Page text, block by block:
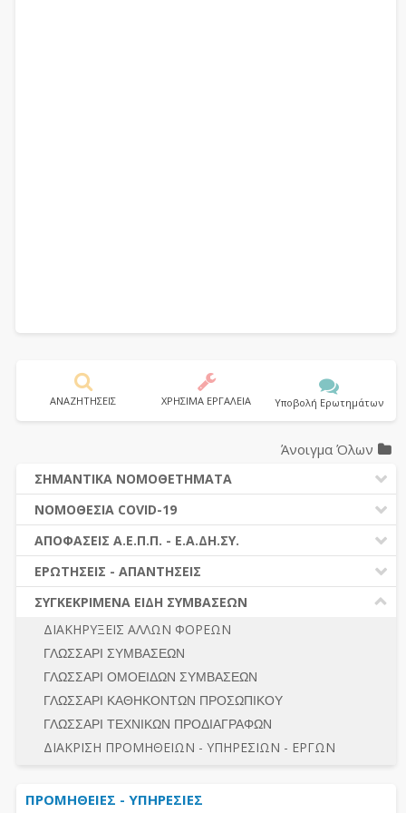
ΑΝΑΖΗΤΗΣΕΙΣ ΧΡΗΣΙΜΑ ΕΡΓΑΛΕΙΑ Υποβολή Ερωτημάτων
Άνοιγμα Όλων
ΣΗΜΑΝΤΙΚΑ ΝΟΜΟΘΕΤΗΜΑΤΑ
ΔΗΜΟΣΙΕΣ ΣΥΜΒΑΣΕΙΣ (Ν. 4412/2016)
ΔΗΜΟΤΙΚΟΣ ΚΩΔΙΚΑΣ (Ν.3463/2006)
ΚΑΛΛΙΚΡΑΤΗΣ (Ν.3852/2010)
ΝΟΜΟΘΕΣΙΑ - ΝΟΜΟΛΟΓΙΑ (ΣΥΝΟΛΟ)
ΝΟΜΟΘΕΣΙΑ COVID-19
ΝΟΜΟΘΕΣΙΑ - ΝΟΜΟΛΟΓΙΑ COVID -19
ΕΡΩΤΗΣΕΙΣ - ΑΠΑΝΤΗΣΕΙΣ
ΑΠΟΦΑΣΕΙΣ Α.Ε.Π.Π. - Ε.Α.ΔΗ.ΣΥ.
ΠΡΟΔΙΚΑΣΤΙΚΗ ΠΡΟΣΦΥΓΗ
ΓΕΝΙΚΟΙ ΚΑΝΟΝΕΣ
ΔΙΚΑΙΟΥΜΕΝΟΙ ΣΥΜΜΕΤΟΧΗΣ
ΠΡΟΣΦΟΡΕΣ – ΔΙΚΑΙΟΛΟΓΗΤΙΚΑ ΣΥΜΜΕΤΟΧΗΣ
ΔΙΕΞΑΓΩΓΗ ΔΙΑΔΙΚΑΣΙΑΣ
ΕΣΗΔΗΣ – ΚΗΜΔΗΣ
ΠΕΡΙΛΗΨΕΙΣ ΑΠΟΦΑΣΕΩΝ Α.Ε.Π.Π. - Ε.Α.ΔΗ.ΣΥ.
ΣΥΝΟΛΟ
ΕΡΩΤΗΣΕΙΣ - ΑΠΑΝΤΗΣΕΙΣ
Ν. 4782/2021 - ΤΡΟΠΟΠΟΙΗΣΗ 4412/2016
ΔΙΕΞΑΓΩΓΗ ΔΙΑΔΙΚΑΣΙΑΣ
ΔΙΑΔΙΚΑΣΙΕΣ ΑΝΑΘΕΣΗΣ
ΓΕΝΙΚΟΙ ΚΑΝΟΝΕΣ
ΠΡΟΕΤΟΙΜΑΣΙΑ - ΔΗΜΟΣΙΟΤΗΤΑ
ΛΟΓΟΙ ΑΠΟΚΛΕΙΣΜΟΥ-ΔΙΚΑΙΟΥΜΕΝΟΙ ΣΥΜΜΕΤΟΧΗΣ
ΠΡΟΣΦΟΡΕΣ - ΔΙΚΑΙΟΛΟΓΗΤΙΚΑ ΣΥΜΜΕΤΟΧΗΣ
ΣΥΓΚΕΚΡΙΜΕΝΑ ΕΙΔΗ ΣΥΜΒΑΣΕΩΝ
ΔΙΑΚΗΡΥΞΕΙΣ ΑΛΛΩΝ ΦΟΡΕΩΝ
ΓΛΩΣΣΑΡΙ ΣΥΜΒΑΣΕΩΝ
ΓΛΩΣΣΑΡΙ ΟΜΟΕΙΔΩΝ ΣΥΜΒΑΣΕΩΝ
ΓΛΩΣΣΑΡΙ ΚΑΘΗΚΟΝΤΩΝ ΠΡΟΣΩΠΙΚΟΥ
ΓΛΩΣΣΑΡΙ ΤΕΧΝΙΚΩΝ ΠΡΟΔΙΑΓΡΑΦΩΝ
ΔΙΑΚΡΙΣΗ ΠΡΟΜΗΘΕΙΩΝ - ΥΠΗΡΕΣΙΩΝ - ΕΡΓΩΝ
ΠΡΟΜΗΘΕΙΕΣ - ΥΠΗΡΕΣΙΕΣ